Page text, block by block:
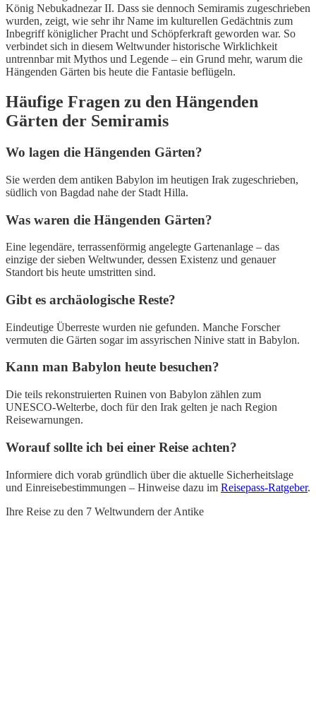
König Nebukadnezar II. Dass sie dennoch Semiramis zugeschrieben
wurden, zeigt, wie sehr ihr Name im kulturellen Gedächtnis zum
Inbegriff königlicher Pracht und Schöpferkraft geworden war. So
verbindet sich in diesem Weltwunder historische Wirklichkeit
untrennbar mit Mythos und Legende – ein Grund mehr, warum die
Hängenden Gärten bis heute die Fantasie beflügeln.
Häufige Fragen zu den Hängenden
Gärten der Semiramis
Wo lagen die Hängenden Gärten?
Sie werden dem antiken Babylon im heutigen Irak zugeschrieben,
südlich von Bagdad nahe der Stadt Hilla.
Was waren die Hängenden Gärten?
Eine legendäre, terrassenförmig angelegte Gartenanlage – das
einzige der sieben Weltwunder, dessen Existenz und genauer
Standort bis heute umstritten sind.
Gibt es archäologische Reste?
Eindeutige Überreste wurden nie gefunden. Manche Forscher
vermuten die Gärten sogar im assyrischen Ninive statt in Babylon.
Kann man Babylon heute besuchen?
Die teils rekonstruierten Ruinen von Babylon zählen zum
UNESCO-Welterbe, doch für den Irak gelten je nach Region
Reisewarnungen.
Worauf sollte ich bei einer Reise achten?
Informiere dich vorab gründlich über die aktuelle Sicherheitslage
und Einreisebestimmungen – Hinweise dazu im Reisepass-Ratgeber.
Ihre Reise zu den 7 Weltwundern der Antike